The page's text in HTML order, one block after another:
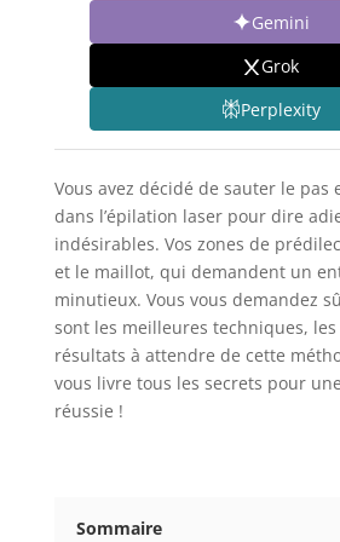
Gemini
Grok
Perplexity
Vous avez décidé de sauter le pas
dans l’épilation laser pour dire
indésirables. Vos zones de
et le maillot, qui demandent un
minutieux. Vous vous demandez
sont les meilleures techniques,
résultats à attendre de cette
vous livre tous les secrets pour
réussie !
Sommaire